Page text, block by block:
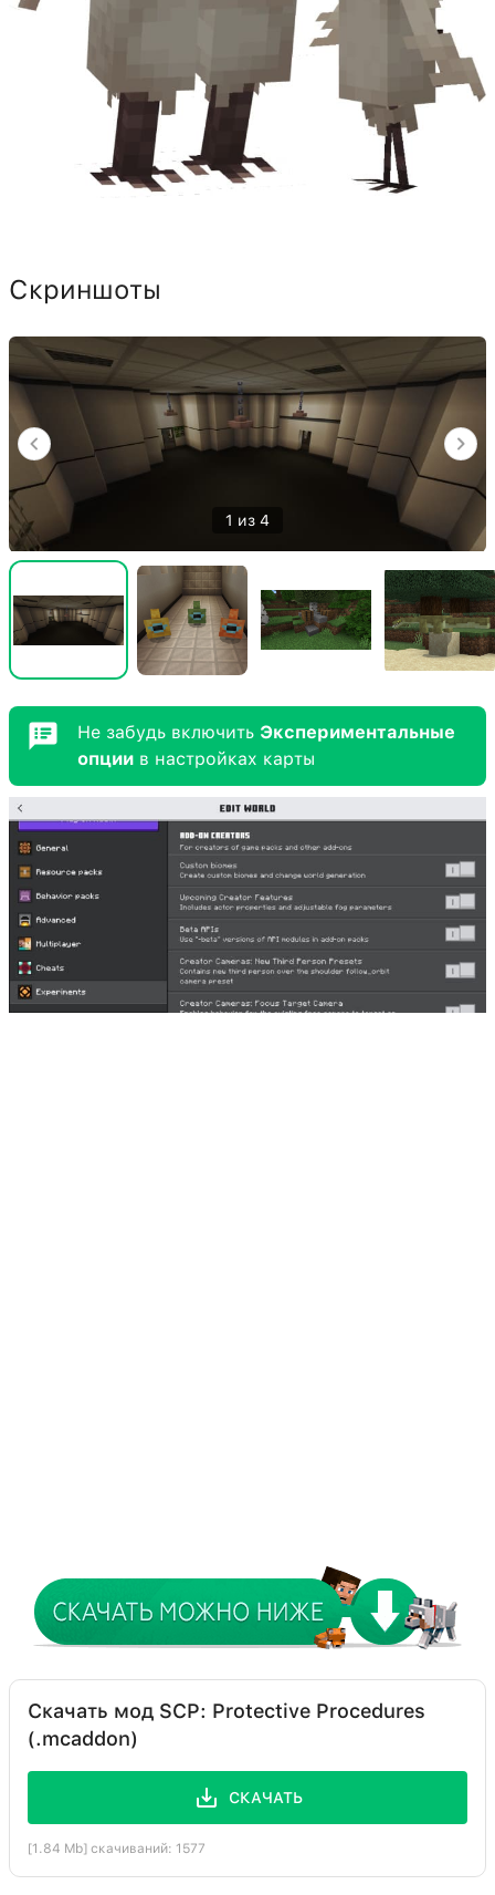
Скриншоты
1 из 4
Не забудь включить Экспериментальные
опции в настройках карты
Скачать мод SCP: Protective Procedures
(.mcaddon)
СКАЧАТЬ
[1.84 Mb] скачиваний: 1577